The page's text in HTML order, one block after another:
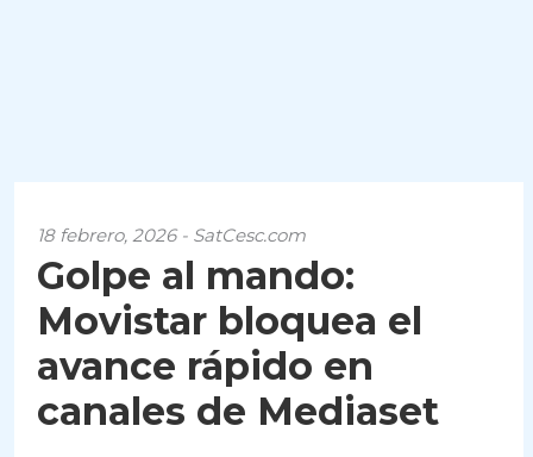
18 febrero, 2026 - SatCesc.com
Golpe al mando:
Movistar bloquea el
avance rápido en
canales de Mediaset